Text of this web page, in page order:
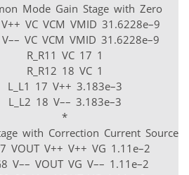
Mode Gain Stage with Zero
VC VCM VMID 31.6228e–9
V–– VC VCM VMID 31.6228e–9
R_R11 VC 17 1
R_R12 18 VC 1
L_L1 17 V++ 3.183e–3
L_L2 18 V–– 3.183e–3
*
with Correction Current Sources
VOUT V++ V++ VG 1.11e–2
V–– VOUT VG V–– 1.11e–2